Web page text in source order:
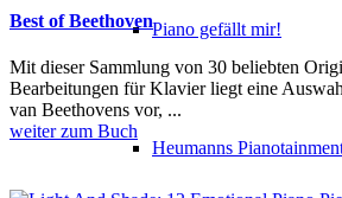
Piano gefällt mir!
Heumanns
Best of Beethoven
Mit dieser Sammlung von 30 beliebten
Bearbeitungen für Klavier liegt eine
van Beethovens vor, ...
weiter zum Buch